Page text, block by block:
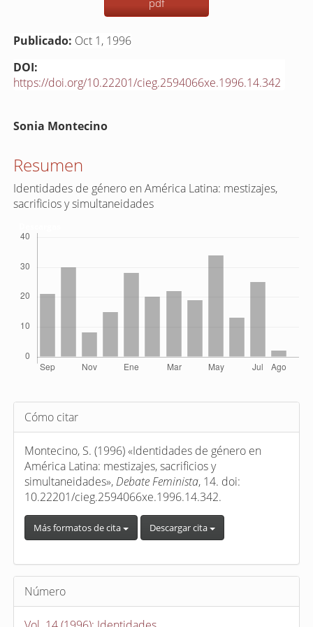
Publicado: Oct 1, 1996
DOI:
https://doi.org/10.22201/cieg.2594066xe.1996.14.342
Contenido
del
artículo
Sonia Montecino
Resumen
Identidades de género en América Latina: mestizajes,
sacrificios y simultaneidades
Detalles
del
artículo
Cómo citar
Montecino, S. (1996) «Identidades de género en
América Latina: mestizajes, sacrificios y
simultaneidades», Debate Feminista, 14. doi:
10.22201/cieg.2594066xe.1996.14.342.
Más formatos de cita Descargar cita
Número